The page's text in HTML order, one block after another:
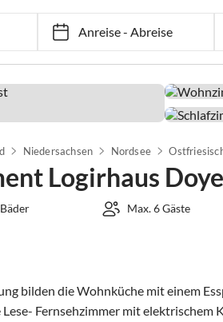
Anreise-Abreise
Niedersachsen Nordsee
Logirhaus
Max. 6 Gäste
bilden die Wohnküche mit einem
Fernsehzimmer mit elektrischem